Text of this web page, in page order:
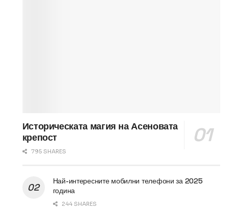
Историческата магия на Асеновата
крепост
795 SHARES
Най-интересните мобилни телефони за 2025
година
244 SHARES